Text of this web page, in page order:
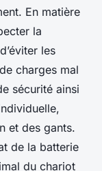
En matière
la
les
charges mal
sécurité ainsi
et des gants.
de la batterie
du chariot